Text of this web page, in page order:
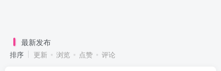
最新发布
排序 更新 浏览 点赞 评论